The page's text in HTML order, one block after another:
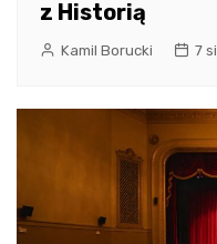
z Historią
Kamil Borucki 7